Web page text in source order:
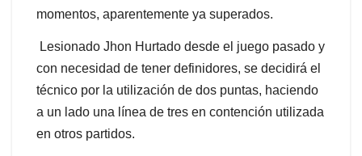
momentos, aparentemente ya superados.
Lesionado Jhon Hurtado desde el juego pasado y
con necesidad de tener definidores, se decidirá el
técnico por la utilización de dos puntas, haciendo
a un lado una línea de tres en contención utilizada
en otros partidos.